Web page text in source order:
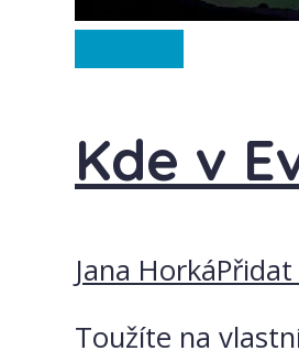
Kde v
Jana Horká
Toužíte na